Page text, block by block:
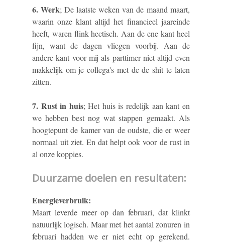
6. Werk; De laatste weken van de maand maart,
waarin onze klant altijd het financieel jaareinde
heeft, waren flink hectisch. Aan de ene kant heel
fijn, want de dagen vliegen voorbij. Aan de
andere kant voor mij als parttimer niet altijd even
makkelijk om je collega's met de de shit te laten
zitten.
7. Rust in huis; Het huis is redelijk aan kant en
we hebben best nog wat stappen gemaakt. Als
hoogtepunt de kamer van de oudste, die er weer
normaal uit ziet. En dat helpt ook voor de rust in
al onze koppies.
Duurzame doelen en resultaten:
Energieverbruik:
Maart leverde meer op dan februari, dat klinkt
natuurlijk logisch. Maar met het aantal zonuren in
februari hadden we er niet echt op gerekend.